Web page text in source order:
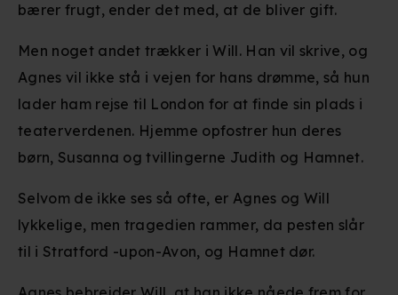
bærer frugt, ender det med, at de bliver gift.
Men noget andet trækker i Will. Han vil skrive, og
Agnes vil ikke stå i vejen for hans drømme, så hun
lader ham rejse til London for at finde sin plads i
teaterverdenen. Hjemme opfostrer hun deres
børn, Susanna og tvillingerne Judith og Hamnet.
Selvom de ikke ses så ofte, er Agnes og Will
lykkelige, men tragedien rammer, da pesten slår
til i Stratford -upon-Avon, og Hamnet dør.